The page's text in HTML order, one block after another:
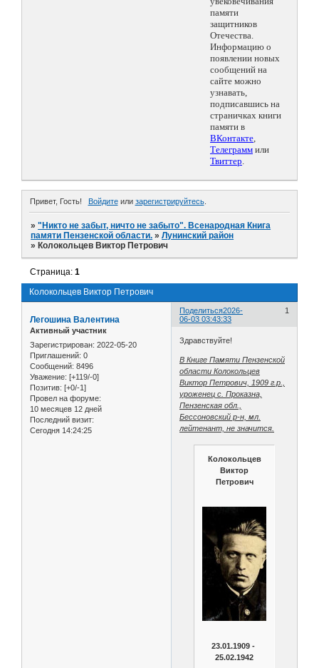
памяти
защитников
Отечества.
Информацию о
появлении новых
сообщений на
сайте можно
узнавать,
подписавшись на
страничках книги
памяти в
ВКонтакте,
Телеграмм или
Твиттер.
Привет, Гость! Войдитеили зарегистрируйтесь.
»"Никто не забыт, ничто не забыто". Всенародная Книга
памяти Пензенской области. »Лунинский район
» Колокольцев Виктор Петрович
Колокольцев Виктор Петрович
Страница:1
Поделиться 1
2026-
06-03 03:43:33
Легошина Валентина
Активный участник
Зарегистрирован: 2022-05-20
Приглашений: 0
Сообщений: 8496
Уважение: [+119/-0]
Позитив: [+0/-1]
Провел на форуме:
10 месяцев 12 дней
Последний визит:
Сегодня 14:24:25
Здравствуйте!
В Книге Памяти Пензенской
области Колокольцев
Виктор Петрович, 1909 г.р.,
уроженец с. Проказна,
Пензенская обл.,
Бессоновский р-н, мл.
лейтенант, не значится.
Колокольцев
Виктор
Петрович
23.01.1909 -
25.02.1942